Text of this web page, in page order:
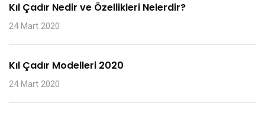
Kıl Çadır Nedir ve Özellikleri Nelerdir?
24 Mart 2020
Kıl Çadır Modelleri 2020
24 Mart 2020